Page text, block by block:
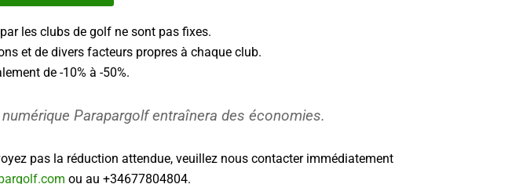
les clubs de golf ne sont pas fixes.
et de divers facteurs propres à chaque club.
de -10% à -50%.
Parapargolf entraînera des économies.
pas la réduction attendue, veuillez nous contacter immédiatement
ou au +34677804804.